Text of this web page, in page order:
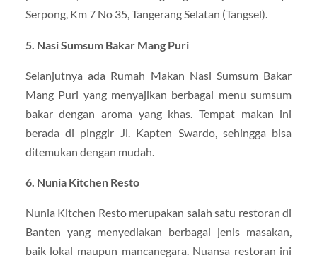
Serpong, Km 7 No 35, Tangerang Selatan (Tangsel).
5. Nasi Sumsum Bakar Mang Puri
Selanjutnya ada Rumah Makan Nasi Sumsum Bakar
Mang Puri yang menyajikan berbagai menu sumsum
bakar dengan aroma yang khas. Tempat makan ini
berada di pinggir Jl. Kapten Swardo, sehingga bisa
ditemukan dengan mudah.
6. Nunia Kitchen Resto
Nunia Kitchen Resto merupakan salah satu restoran di
Banten yang menyediakan berbagai jenis masakan,
baik lokal maupun mancanegara. Nuansa restoran ini